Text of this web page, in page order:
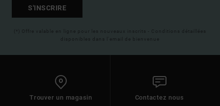
S'INSCRIRE
(*) Offre valable en ligne pour les nouveaux inscrits - Conditions détaillées
disponibles dans l'email de bienvenue
Trouver un magasin Contactez nous